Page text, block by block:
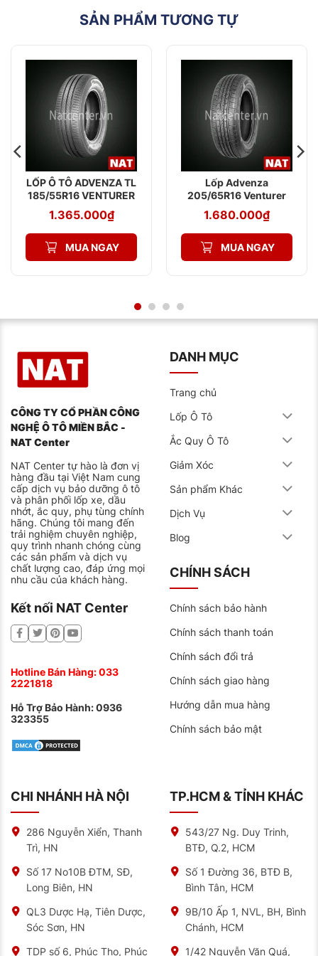
Lốp ô tô Advenza có tốt không | NAT
Center
Dưới đây có lẽ là câu trả lời cho bạn.
Tiết kiệm nhiên liệu
Hoa lốp được thiết kế theo dạng hướng dọc, cùng với
các rãnh chính rộng và sâu giúp cân bằng khi lái;
phanh tốt chóng trược dài, tiết kiệm nhiên liệu, thân
thiện với môi trường.
Độ an toàn tối đa
Hông lốp mềm dẻo với khung sường cường lực cao;
có thể chịu tải và cường lực cao. Nhưng khi vận hành
lại cực kỳ êm ái và mang đến cảm giác lái thoải mái.
Đảm bảo độ cứng vững và độ an toàn cao khi chạy
trên đường cao tốc, đường trường. Được thiết kế là
sản phẩm lốp không săm với kết cấu thép đặc biệt
chịu tải cao, chịu va đập trên nhiều loại đường.
Bền bỉ, được các tài xế tin dùng
năng kháng cắt xé tốt ở dải nhiệt độ trải dài từ thấp
Việt Nam. Bên cạnh đó, rãnh gai cũng được thiết kế
có nhiều rảnh nhỏ xen kẽ nhau dể điều khiển. Giúp tản
Địa chỉ bán lốp xe Advenza uy tín
Hiện nay trên thị trường có rất nhiều cửa hàng và nhà
phân phối lốp xe đến từ thương hiệu Advenza. Nhưng
nhiều cửa hàng ở những vị trí khá bất tiện cho người
tiêu dùng bởi vậy nó chưa được chú ý đến. Hay vì
những lí do khác mà bạn chưa tìm được sản phẩm
Nếu bạn đang băn khoăn không biết mua lốp xe
Advenza ở đâu thì NAT chính là địa chỉ uy tín để bạn
tham khảo với nhiều ưu điểm nổi bật:
Cung cấp lốp xe Advenza chính hãng, nguồn gốc,
bảng giá rõ ràng.
Chất lượng dịch vụ cao.
Cơ sở vật chất, trang thiết bị hiện đại.
Đội ngũ kỹ thuật viên giàu kinh nghiệm, được đào
tạo bài bản.
SẢN PHẨM TƯƠNG TỰ
LỐP Ô TÔ ADVENZA TL
185/55R16 VENTURER
AV568 83V
1.365.000₫
MUA NGAY
Lốp Advenza
205/65R16 Venturer
AV579 95H
1.680.000₫
MUA NGAY
CÔNG TY CỔ PHẦN CÔNG
NGHỆ Ô TÔ MIỀN BẮC -
NAT Center
NAT Center tự hào là đơn vị
hàng đầu tại Việt Nam cung
cấp dịch vụ bảo dưỡng ô tô
và phân phối lốp xe, dầu
nhớt, ắc quy, phụ tùng chính
hãng. Chúng tôi mang đến
trải nghiệm chuyên nghiệp,
quy trình nhanh chóng cùng
các sản phẩm và dịch vụ
chất lượng cao, đáp ứng mọi
nhu cầu của khách hàng.
Kết nối NAT Center
Hotline Bán Hàng:033
2221818
Hỗ Trợ Bảo Hành:0936
323355
DANH MỤC
Trang chủ
Lốp Ô Tô
Ắc Quy Ô Tô
Giảm Xóc
Sản phẩm Khác
Dịch Vụ
Blog
CHÍNH SÁCH
Chính sách bảo hành
Chính sách thanh toán
Chính sách đổi trả
Chính sách giao hàng
Hướng dẫn mua hàng
Chính sách bảo mật
CHI NHÁNH HÀ NỘI
286 Nguyễn Xiển, Thanh
Trì, HN
Số 17 No10B ĐTM, SĐ,
Long Biên, HN
QL3 Dược Hạ, Tiên Dược,
Sóc Sơn, HN
TDP số 6, Phúc Thọ, Phúc
TP.HCM & TỈNH KHÁC
543/27 Ng. Duy Trinh,
BTĐ, Q.2, HCM
Số 1 Đường 36, BTĐ B,
Bình Tân, HCM
9B/10 Ấp 1, NVL, BH, Bình
Chánh, HCM
1/42 Nguyễn Văn Quá,